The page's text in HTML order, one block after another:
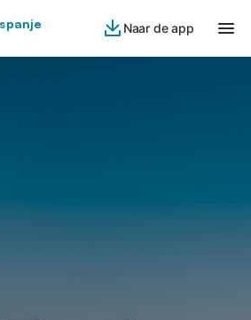
Naar de app